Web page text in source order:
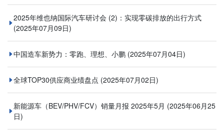
2025年维也纳国际汽车研讨会 (2)：实现零碳排放的出行方式
(2025年07月09日)
中国造车新势力：零跑、理想、小鹏 (2025年07月04日)
全球TOP30供应商业绩盘点 (2025年07月02日)
新能源车（BEV/PHV/FCV）销量月报 2025年5月 (2025年06月25
日)